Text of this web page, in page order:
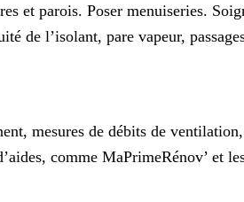
et parois. Poser menuiseries.
de l’isolant, pare vapeur,
mesures de débits de
comme MaPrimeRénov’ et